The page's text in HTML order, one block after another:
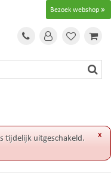
Bezoek webshop
x
tijdelijk uitgeschakeld.